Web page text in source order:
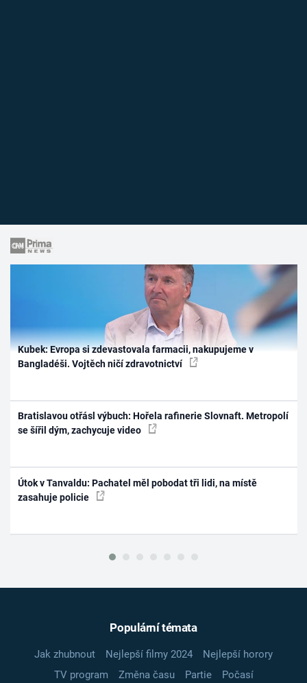
Kubek: Evropa si zdevastovala farmacii, nakupujeme v
Bangladéši. Vojtěch ničí zdravotnictví
Bratislavou otřásl výbuch: Hořela rafinerie Slovnaft. Metropolí
se šířil dým, zachycuje video
Útok v Tanvaldu: Pachatel měl pobodat tři lidi, na místě
zasahuje policie
Populární témata
Jak zhubnout Nejlepší filmy 2024
Nejlepší horory
TV program
Změna času Partie
Počasí